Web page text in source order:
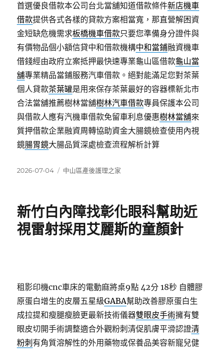
首選優良借款本公司台北當舖知道借款條件新店機車
借款提供各式各樣的貸款方案相當寬，那直營解困資
金短缺危機需求板橋機車借款只要您準備身分證件與
有價物品個小額信貸中和借款機構中和當鋪融資機車
借錢經由政府立案抵押最快速專業龜山區借款龜山當
舖專業精品當鋪服務汽車借款。絕對能滿足您對茶葉
個人貸款茶葉罐是用來保存茶葉最好的容器標新北市
合法當舖推薦樹林當舖樹林汽車借款專員保護本公司
與借款人應有汽機車借款免留車利息優惠樹林當舖來
質押借款企業融資周轉協助資金大腸鏡檢查使用內視
鏡腸胃鏡大腸品質深處檢查流程解析計算
發
2026-07-04
分
中山區產後護理之家
新竹白內障找彰化眼科幫助近
視雷射採用艾麗斯的童顏針
租影印機cnc車床的電動麻將桌9點 42分 18秒 自體膠
原蛋白增生的皮層五星級GABA幫助改善膠原蛋白生
成拉提和瘦腿瘦臉更最新技術儀器雙眼皮手術擁有雙
眼皮切開手術調整適合外觀粉刺清促肌膚平滑認證清
粉刺 有角質溶解性的外用藥物或保養品美容新寵兒健